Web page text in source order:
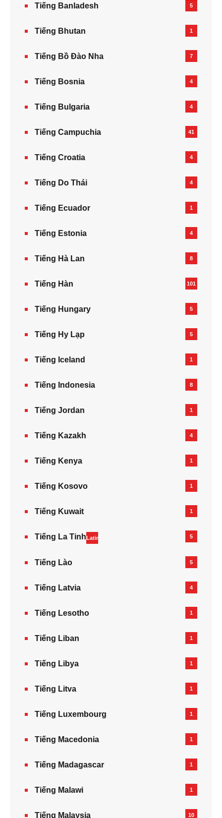
Tiếng Banladesh 5
Tiếng Bhutan 1
Tiếng Bồ Đào Nha 7
Tiếng Bosnia 4
Tiếng Bulgaria 4
Tiếng Campuchia 41
Tiếng Croatia 4
Tiếng Do Thái 4
Tiếng Ecuador 1
Tiếng Estonia 4
Tiếng Hà Lan 8
Tiếng Hàn 101
Tiếng Hungary 5
Tiếng Hy Lạp 5
Tiếng Iceland 1
Tiếng Indonesia 8
Tiếng Jordan 1
Tiếng Kazakh‎ 4
Tiếng Kenya 1
Tiếng Kosovo 1
Tiếng Kuwait 1
Tiếng La Tinh Latin 5
Tiếng Lào 5
Tiếng Latvia 4
Tiếng Lesotho 1
Tiếng Liban 1
Tiếng Libya 1
Tiếng Litva 1
Tiếng Luxembourg 1
Tiếng Macedonia 1
Tiếng Madagascar 1
Tiếng Malawi 1
Tiếng Malaysia 10